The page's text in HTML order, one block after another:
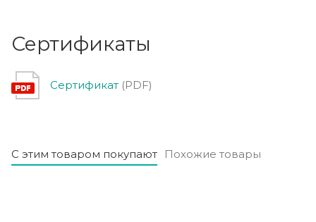
Сертификаты
Сертификат (PDF)
С этим товаром покупают Похожие товары